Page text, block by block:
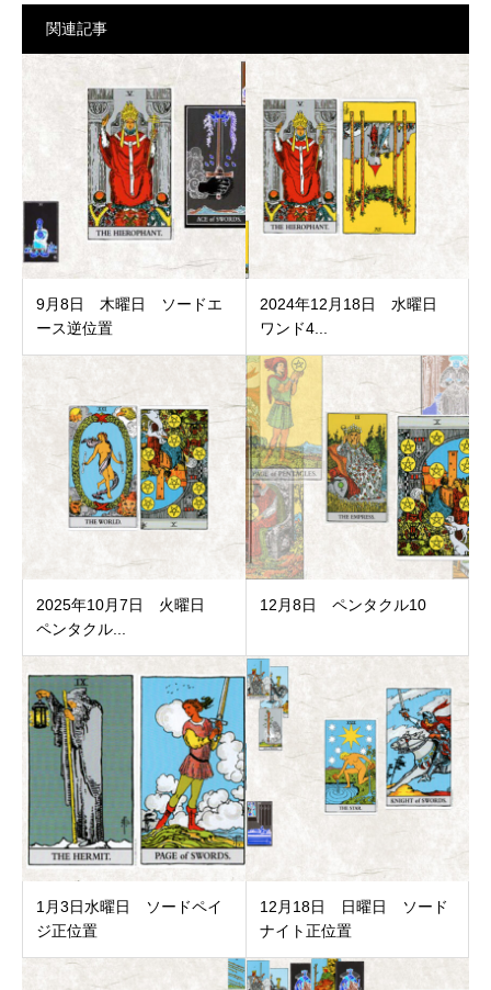
関連記事
9月8日 木曜日 ソードエ
ース逆位置
2024年12月18日 水曜日
ワンド4...
2025年10月7日 火曜日
ペンタクル...
12月8日 ペンタクル10
1月3日水曜日 ソードペイ
ジ正位置
12月18日 日曜日 ソード
ナイト正位置